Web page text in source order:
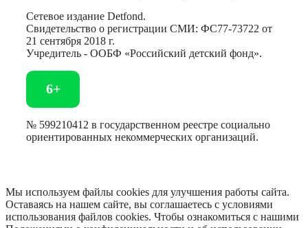
Сетевое издание Detfond.
Свидетельство о регистрации СМИ: ФС77-73722 от
21 сентября 2018 г.
Учредитель - ООБФ «Российский детский фонд».
6+
№ 599210412 в государственном реестре социально
ориентированных некоммерческих организаций.
Мы используем файлы cookies для улучшения работы сайта.
Оставаясь на нашем сайте, вы соглашаетесь с условиями
использования файлов cookies. Чтобы ознакомиться с нашими